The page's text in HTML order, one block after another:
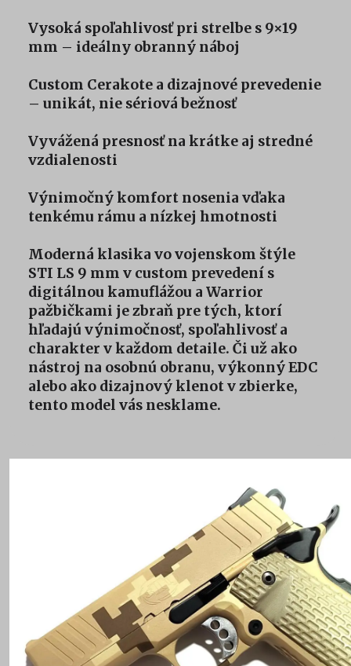
Vysoká spoľahlivosť pri strelbe s 9×19
mm – ideálny obranný náboj
Custom Cerakote a dizajnové prevedenie
– unikát, nie sériová bežnosť
Vyvážená presnosť na krátke aj stredné
vzdialenosti
Výnimočný komfort nosenia vďaka
tenkému rámu a nízkej hmotnosti
Moderná klasika vo vojenskom štýle
STI LS 9 mm v custom prevedení s
digitálnou kamuflážou a Warrior
pažbičkami je zbraň pre tých, ktorí
hľadajú výnimočnosť, spoľahlivosť a
charakter v každom detaile. Či už ako
nástroj na osobnú obranu, výkonný EDC
alebo ako dizajnový klenot v zbierke,
tento model vás nesklame.